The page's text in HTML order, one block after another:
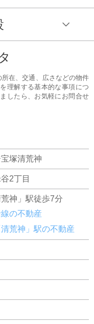
所在、交通、広さなどの物件
理解する基本的な事項につ
したら、お気軽にお問合せ
塚清荒神
2丁目
神」駅徒歩7分
の不動産
荒神」駅の不動産